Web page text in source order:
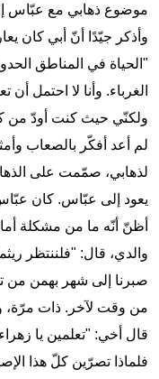
موضوع ذهابي مع عبّاس
وأذكر جيّدًا أنّ أبي كان
"الحياة في المناطق
الغرباء. وأنا لا احتمل
ولكنّي حيث كنت أودّ من
لم أعد أفكّر بالصعاب
لذهابي، صمّمت على
يعود إلى عبّاس. كان
أظنّ أنّه ما من مشكلة
والدي، قال: "فلننتظر
صبرنا إلى شهر بهمن من
من وقت لآخر. ذات مرّة،
قال أخي: "تعلمين يا
فلماذا تصرّين كلّ هذا